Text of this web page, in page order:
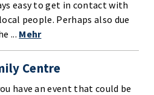
easy to get in contact with
people. Perhaps also due
... Mehr
Centre
have an event that could be